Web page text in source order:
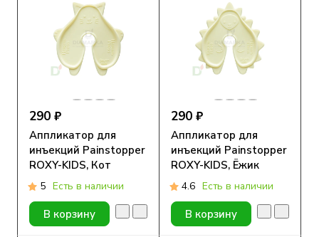
290 ₽
Аппликатор для
инъекций Painstopper
ROXY-KIDS, Кот
5 Есть в наличии
В корзину
290 ₽
Аппликатор для
инъекций Painstopper
ROXY-KIDS, Ёжик
4.6 Есть в наличии
В корзину